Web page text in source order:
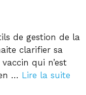
de gestion de la
clarifier sa
qui n’est
… Lire la suite